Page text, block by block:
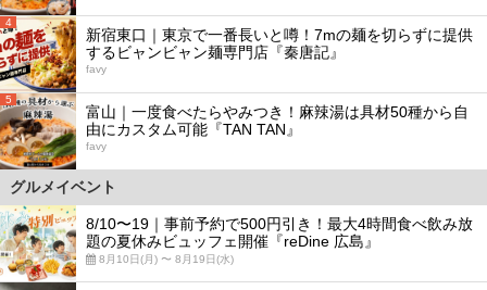
4
新宿東口｜東京で一番長いと噂！7mの麺を切らずに提供
するビャンビャン麺専門店『秦唐記』
favy
5
富山｜一度食べたらやみつき！麻辣湯は具材50種から自
由にカスタム可能『TAN TAN』
favy
グルメイベント
8/10〜19｜事前予約で500円引き！最大4時間食べ飲み放
題の夏休みビュッフェ開催『reDine 広島』
8月10日(月) 〜 8月19日(水)